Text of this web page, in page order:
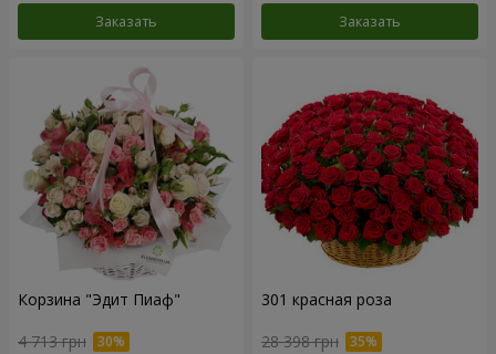
Заказать Заказать
Корзина "Эдит Пиаф"
4 713 грн
301 красная роза
28 398 грн